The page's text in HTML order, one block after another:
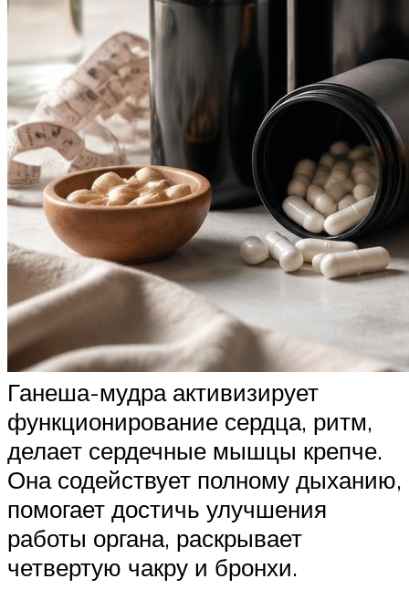
Ганеша-мудра активизирует
функционирование сердца, ритм,
делает сердечные мышцы крепче.
Она содействует полному дыханию,
помогает достичь улучшения
работы органа, раскрывает
четвертую чакру и бронхи.